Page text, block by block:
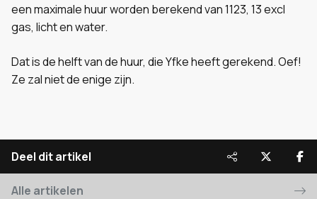
een maximale huur worden berekend van 1123, 13 excl
gas, licht en water.
Dat is de helft van de huur, die Yfke heeft gerekend. Oef!
Ze zal niet de enige zijn.
Deel dit artikel
Alle artikelen